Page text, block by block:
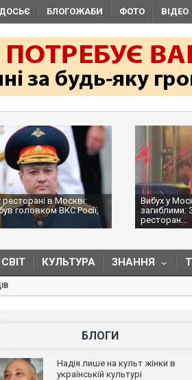
ДОСЬЄ БЛОГОЖАБИ ФОТО ВІДЕО
ресторані в Москві:
головком ВКС Росії,
Вибух у
загиблими:
ресторан...
СВІТ КУЛЬТУРА ЗНАННЯ
БЛОГИ
Надія лише на культ жінки в
українській культурі